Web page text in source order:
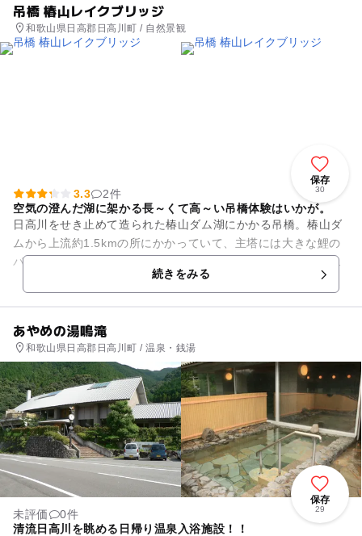
吊橋 椿山レイクブリッジ
和歌山県日高郡日高川町 / 自然景観
保存
30
3.3
2件
空気の澄んだ湖に架かる長～くて高～い吊橋体験はいかが。
日高川をせき止めて造られた椿山ダム湖にかかる吊橋。椿山ダ
ムから上流約1.5kmの所にかかっていて、主塔には大きな鯉の
パネルが。橋の欄干にも椿をデザインしたプレートがはめられ
ています。そして、吊り...続きをみる
あやめの湯鳴滝
和歌山県日高郡日高川町 / 温泉・銭湯
保存
29
未評価
0件
清流日高川を眺める日帰り温泉入浴施設！！